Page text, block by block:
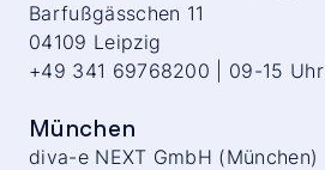
Barfußgässchen 11
04109 Leipzig
+49 341 69768200 | 09-15 Uhr
München
diva-e NEXT GmbH (München)